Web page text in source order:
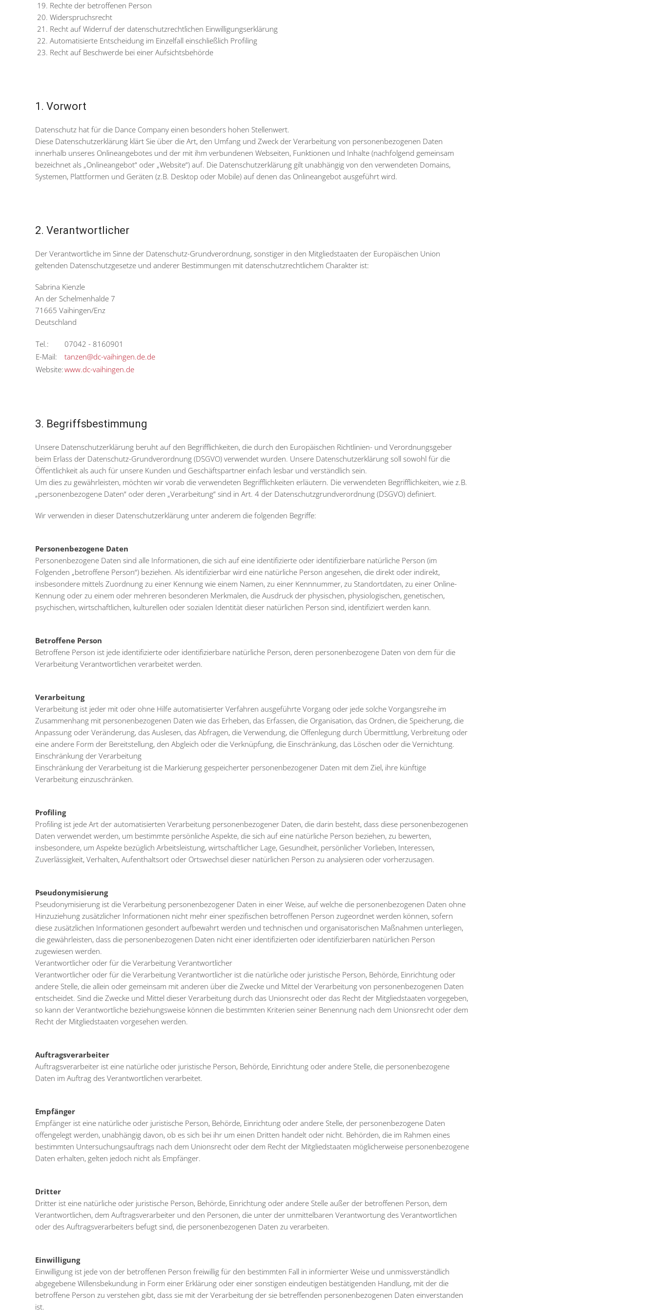
Rechte der betroffenen Person
Widerspruchsrecht
Recht auf Widerruf der datenschutzrechtlichen Einwilligungserklärung
Automatisierte Entscheidung im Einzelfall einschließlich Profiling
Recht auf Beschwerde bei einer Aufsichtsbehörde
1. Vorwort
Datenschutz hat für die Dance Company einen besonders hohen Stellenwert.
Diese Datenschutzerklärung klärt Sie über die Art, den Umfang und Zweck der Verarbeitung von personenbezogenen Daten
innerhalb unseres Onlineangebotes und der mit ihm verbundenen Webseiten, Funktionen und Inhalte (nachfolgend gemeinsam
bezeichnet als „Onlineangebot“ oder „Website“) auf. Die Datenschutzerklärung gilt unabhängig von den verwendeten Domains,
Systemen, Plattformen und Geräten (z.B. Desktop oder Mobile) auf denen das Onlineangebot ausgeführt wird.
2. Verantwortlicher
Der Verantwortliche im Sinne der Datenschutz-Grundverordnung, sonstiger in den Mitgliedstaaten der Europäischen Union
geltenden Datenschutzgesetze und anderer Bestimmungen mit datenschutzrechtlichem Charakter ist:
Sabrina Kienzle
An der Schelmenhalde 7
71665 Vaihingen/Enz
Deutschland
Tel.:
07042 - 8160901
E-Mail:
tanzen@dc-vaihingen.de.de
Website:www.dc-vaihingen.de
3. Begriffsbestimmung
Unsere Datenschutzerklärung beruht auf den Begrifflichkeiten, die durch den Europäischen Richtlinien- und Verordnungsgeber
beim Erlass der Datenschutz-Grundverordnung (DSGVO) verwendet wurden. Unsere Datenschutzerklärung soll sowohl für die
Öffentlichkeit als auch für unsere Kunden und Geschäftspartner einfach lesbar und verständlich sein.
Um dies zu gewährleisten, möchten wir vorab die verwendeten Begrifflichkeiten erläutern. Die verwendeten Begrifflichkeiten, wie z.B.
„personenbezogene Daten“ oder deren „Verarbeitung“ sind in Art. 4 der Datenschutzgrundverordnung (DSGVO) definiert.
Wir verwenden in dieser Datenschutzerklärung unter anderem die folgenden Begriffe:
Personenbezogene Daten
Personenbezogene Daten sind alle Informationen, die sich auf eine identifizierte oder identifizierbare natürliche Person (im
Folgenden „betroffene Person“) beziehen. Als identifizierbar wird eine natürliche Person angesehen, die direkt oder indirekt,
insbesondere mittels Zuordnung zu einer Kennung wie einem Namen, zu einer Kennnummer, zu Standortdaten, zu einer Online-
Kennung oder zu einem oder mehreren besonderen Merkmalen, die Ausdruck der physischen, physiologischen, genetischen,
psychischen, wirtschaftlichen, kulturellen oder sozialen Identität dieser natürlichen Person sind, identifiziert werden kann.
Betroffene Person
Betroffene Person ist jede identifizierte oder identifizierbare natürliche Person, deren personenbezogene Daten von dem für die
Verarbeitung Verantwortlichen verarbeitet werden.
Verarbeitung
Verarbeitung ist jeder mit oder ohne Hilfe automatisierter Verfahren ausgeführte Vorgang oder jede solche Vorgangsreihe im
Zusammenhang mit personenbezogenen Daten wie das Erheben, das Erfassen, die Organisation, das Ordnen, die Speicherung, die
Anpassung oder Veränderung, das Auslesen, das Abfragen, die Verwendung, die Offenlegung durch Übermittlung, Verbreitung oder
eine andere Form der Bereitstellung, den Abgleich oder die Verknüpfung, die Einschränkung, das Löschen oder die Vernichtung.
Einschränkung der Verarbeitung
Einschränkung der Verarbeitung ist die Markierung gespeicherter personenbezogener Daten mit dem Ziel, ihre künftige
Verarbeitung einzuschränken.
Profiling
Profiling ist jede Art der automatisierten Verarbeitung personenbezogener Daten, die darin besteht, dass diese personenbezogenen
Daten verwendet werden, um bestimmte persönliche Aspekte, die sich auf eine natürliche Person beziehen, zu bewerten,
insbesondere, um Aspekte bezüglich Arbeitsleistung, wirtschaftlicher Lage, Gesundheit, persönlicher Vorlieben, Interessen,
Zuverlässigkeit, Verhalten, Aufenthaltsort oder Ortswechsel dieser natürlichen Person zu analysieren oder vorherzusagen.
Pseudonymisierung
Pseudonymisierung ist die Verarbeitung personenbezogener Daten in einer Weise, auf welche die personenbezogenen Daten ohne
Hinzuziehung zusätzlicher Informationen nicht mehr einer spezifischen betroffenen Person zugeordnet werden können, sofern
diese zusätzlichen Informationen gesondert aufbewahrt werden und technischen und organisatorischen Maßnahmen unterliegen,
die gewährleisten, dass die personenbezogenen Daten nicht einer identifizierten oder identifizierbaren natürlichen Person
zugewiesen werden.
Verantwortlicher oder für die Verarbeitung Verantwortlicher
Verantwortlicher oder für die Verarbeitung Verantwortlicher ist die natürliche oder juristische Person, Behörde, Einrichtung oder
andere Stelle, die allein oder gemeinsam mit anderen über die Zwecke und Mittel der Verarbeitung von personenbezogenen Daten
entscheidet. Sind die Zwecke und Mittel dieser Verarbeitung durch das Unionsrecht oder das Recht der Mitgliedstaaten vorgegeben,
so kann der Verantwortliche beziehungsweise können die bestimmten Kriterien seiner Benennung nach dem Unionsrecht oder dem
Recht der Mitgliedstaaten vorgesehen werden.
Auftragsverarbeiter
Auftragsverarbeiter ist eine natürliche oder juristische Person, Behörde, Einrichtung oder andere Stelle, die personenbezogene
Daten im Auftrag des Verantwortlichen verarbeitet.
Empfänger
Empfänger ist eine natürliche oder juristische Person, Behörde, Einrichtung oder andere Stelle, der personenbezogene Daten
offengelegt werden, unabhängig davon, ob es sich bei ihr um einen Dritten handelt oder nicht. Behörden, die im Rahmen eines
bestimmten Untersuchungsauftrags nach dem Unionsrecht oder dem Recht der Mitgliedstaaten möglicherweise personenbezogene
Daten erhalten, gelten jedoch nicht als Empfänger.
Dritter
Dritter ist eine natürliche oder juristische Person, Behörde, Einrichtung oder andere Stelle außer der betroffenen Person, dem
Verantwortlichen, dem Auftragsverarbeiter und den Personen, die unter der unmittelbaren Verantwortung des Verantwortlichen
oder des Auftragsverarbeiters befugt sind, die personenbezogenen Daten zu verarbeiten.
Einwilligung
Einwilligung ist jede von der betroffenen Person freiwillig für den bestimmten Fall in informierter Weise und unmissverständlich
abgegebene Willensbekundung in Form einer Erklärung oder einer sonstigen eindeutigen bestätigenden Handlung, mit der die
betroffene Person zu verstehen gibt, dass sie mit der Verarbeitung der sie betreffenden personenbezogenen Daten einverstanden
ist.